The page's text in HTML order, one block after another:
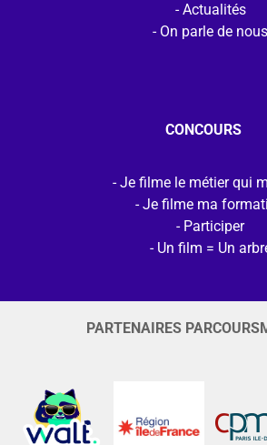
Actualités
On parle de nous
CONCOURS
Je filme le métier qui
Je filme ma
Participer
Un film = Un
PARTENAIRES